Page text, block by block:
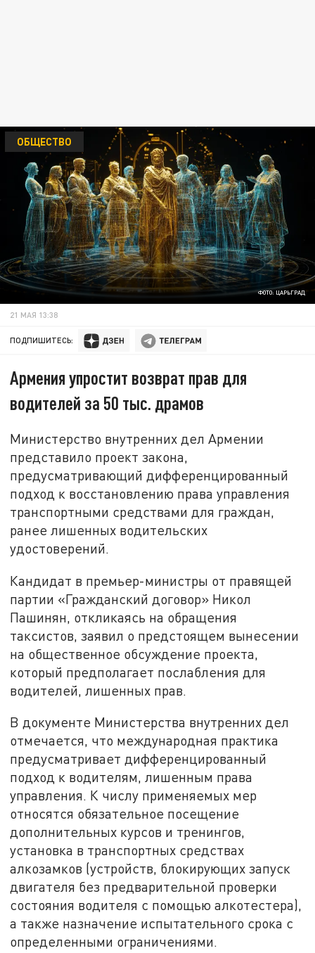
ФОТО: ЦАРЬГРАД
ОБЩЕСТВО
21 МАЯ 13:38
ПОДПИШИТЕСЬ:
Армения упростит возврат прав для
водителей за 50 тыс. драмов
Министерство внутренних дел Армении
представило проект закона,
предусматривающий дифференцированный
подход к восстановлению права управления
транспортными средствами для граждан,
ранее лишенных водительских
удостоверений.
Кандидат в премьер-министры от правящей
партии «Гражданский договор» Никол
Пашинян, откликаясь на обращения
таксистов, заявил о предстоящем вынесении
на общественное обсуждение проекта,
который предполагает послабления для
водителей, лишенных прав.
В документе Министерства внутренних дел
отмечается, что международная практика
предусматривает дифференцированный
подход к водителям, лишенным права
управления. К числу применяемых мер
относятся обязательное посещение
дополнительных курсов и тренингов,
установка в транспортных средствах
алкозамков (устройств, блокирующих запуск
двигателя без предварительной проверки
состояния водителя с помощью алкотестера),
а также назначение испытательного срока с
определенными ограничениями.